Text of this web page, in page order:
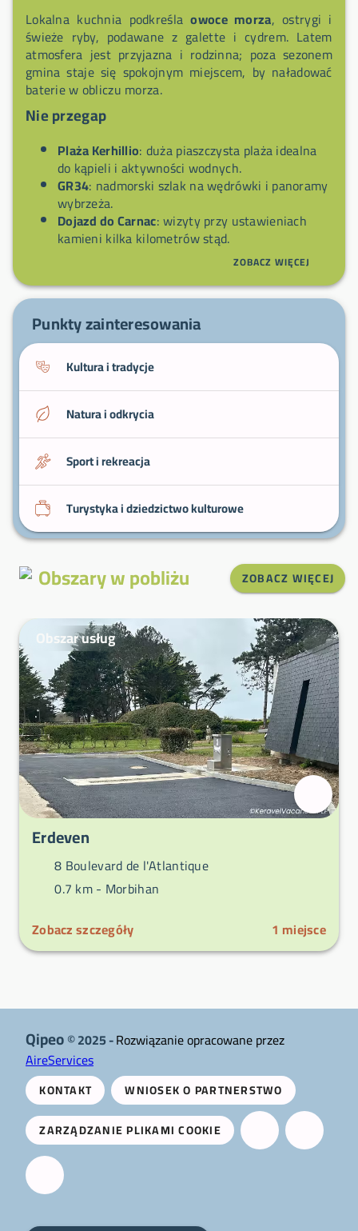
Lokalna kuchnia podkreślaowoce morza, ostrygi i
świeże ryby, podawane z galette i cydrem. Latem
atmosfera jest przyjazna i rodzinna; poza sezonem
gmina staje się spokojnym miejscem, by naładować
baterie w obliczu morza.
Nie przegap
Plaża Kerhillio: duża piaszczysta plaża idealna
do kąpieli i aktywności wodnych.
GR34: nadmorski szlak na wędrówki i panoramy
wybrzeża.
Dojazd do Carnac: wizyty przy ustawieniach
kamieni kilka kilometrów stąd.
: wycieczki na dzikie
wybrzeże i jego morskie panoramy.
Produkty morza: spróbuj ostryg i świeżych ryb
ZOBACZ WIĘCEJ
Punkty zainteresowania
Kultura i tradycje
Natura i odkrycia
Sport i rekreacja
Turystyka i dziedzictwo kulturowe
Obszary w pobliżu ZOBACZ WIĘCEJ
Obszar usług
Erdeven
8 Boulevard de l'Atlantique
0.7 km - Morbihan
Zobacz szczegóły
1 miejsce
Qipeo© 2025 -Rozwiązanie opracowane przez
AireServices
KONTAKT
WNIOSEK O PARTNERSTWO
ZARZĄDZANIE PLIKAMI COOKIE